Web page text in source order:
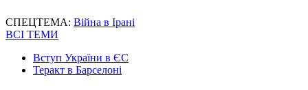
СПЕЦТЕМА: Війна в Ірані
ВСІ ТЕМИ
Вступ України в ЄС
Теракт в Барселоні